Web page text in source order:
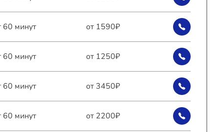
60 минут от 1590₽
60 минут от 1250₽
60 минут от 3450₽
60 минут от 2200₽